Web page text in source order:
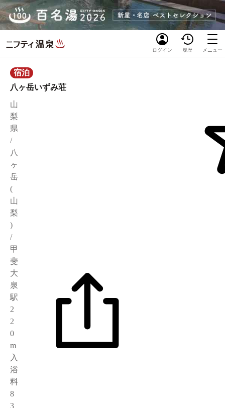
ログイン 履歴 メニュー
宿泊
八ヶ岳いずみ荘
山
梨
県
/
八
ヶ
岳
(
山
梨
)
/
甲
斐
大
泉
駅
2
2
0
m
入
浴
料
8
3